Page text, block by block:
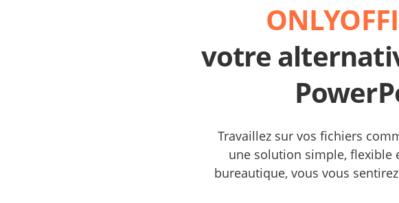
votre
Travaillez sur vos fichiers
une solution simple, flexible
bureautique, vous vous